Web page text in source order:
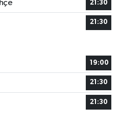
21:30
21:30
19:00
21:30
21:30